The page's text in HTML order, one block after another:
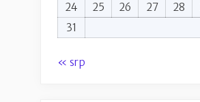
24
25 26 27 28
31
« srp